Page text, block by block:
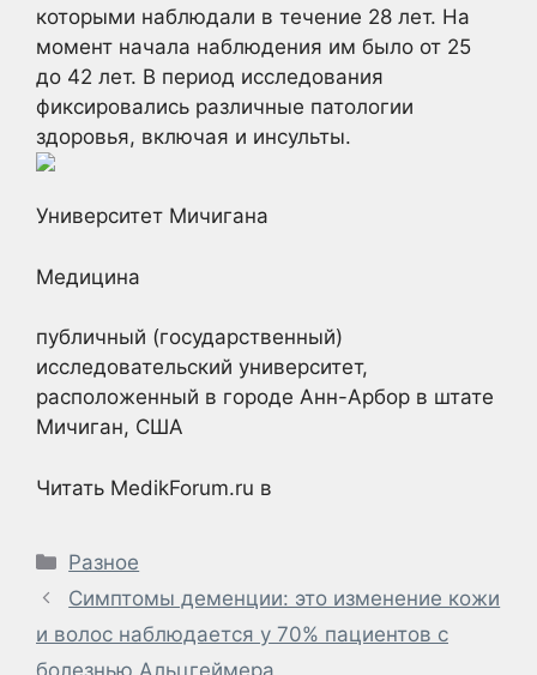
которыми наблюдали в течение 28 лет. На
момент начала наблюдения им было от 25
до 42 лет. В период исследования
фиксировались различные патологии
здоровья, включая и инсульты.
Университет Мичигана
Медицина
публичный (государственный)
исследовательский университет,
расположенный в городе Анн-Арбор в штате
Мичиган, США
Читать MedikForum.ru в
Рубрики
Разное
Симптомы деменции: это изменение кожи
и волос наблюдается у 70% пациентов с
болезнью Альцгеймера